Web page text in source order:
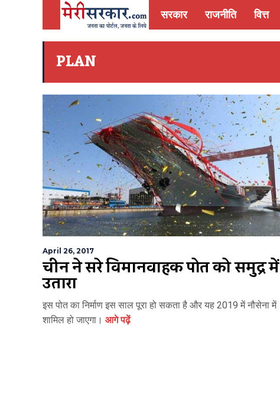
सरकार राजनीति वित्त
PLAN
April 26, 2017
चीन ने दूसरे विमानवाहक पोत को समुद्र में
उतारा
इस पोत का निर्माण इस साल पूरा हो सकता है और यह 2019 में नौसेना में
शामिल हो जाएगा। आगे पढ़ें